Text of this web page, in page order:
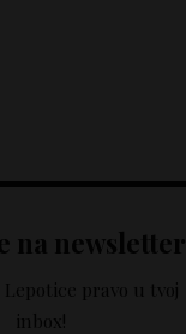
na newsletter
Lepotice pravo u tvoj
inbox!